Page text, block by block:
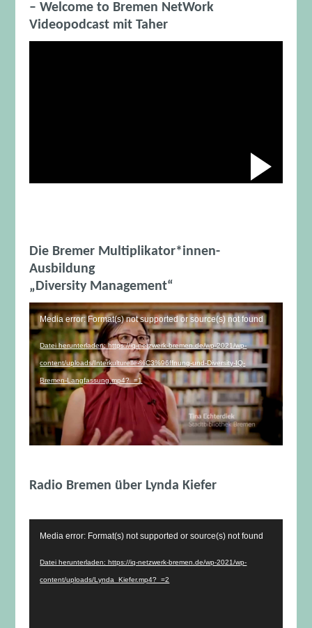
– Welcome to Bremen NetWork
Videopodcast mit Taher
Die Bremer Multiplikator*innen-
Ausbildung
„Diversity Management“
Video-
Player
Media error: Format(s) not supported or source(s) not found
Datei herunterladen: https://iq-netzwerk-bremen.de/wp-2021/wp-
content/uploads/Interkulturelle-%C3%96ffnung-und-Diversity-IQ-
Bremen-Langfassung.mp4?_=1
Radio Bremen über Lynda Kiefer
Media error: Format(s) not supported or source(s) not found
Datei herunterladen: https://iq-netzwerk-bremen.de/wp-2021/wp-
content/uploads/Lynda_Kiefer.mp4?_=2